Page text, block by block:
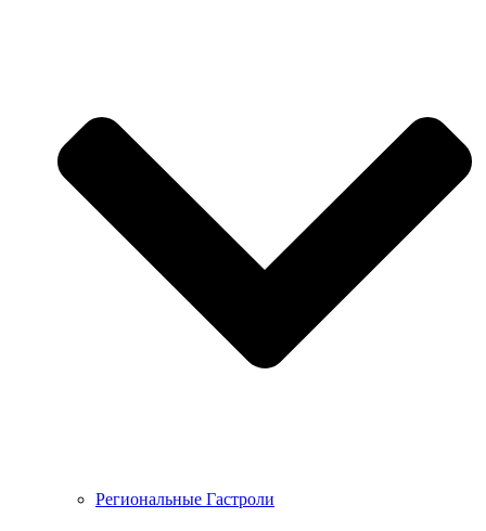
Региональные Гастроли